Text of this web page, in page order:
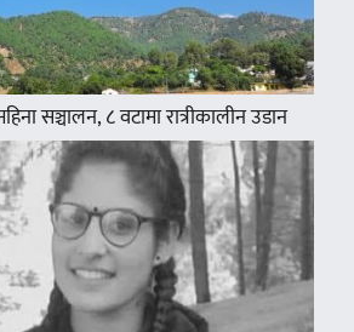
सञ्चालन, ८ वटामा रात्रीकालीन उडान